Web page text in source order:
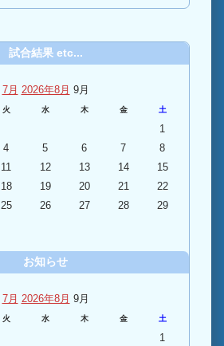
試合結果 etc...
7月 2026年8月 9月
火 水 木 金 土
1
4 5 6 7
8
11 12 13 14
15
18 19 20 21
22
25 26 27 28
29
お知らせ
7月 2026年8月 9月
火 水 木 金 土
1